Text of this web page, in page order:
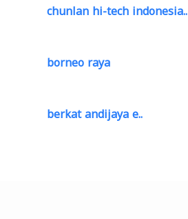
chunlan hi-tech indonesia..
borneo raya
berkat andijaya e..